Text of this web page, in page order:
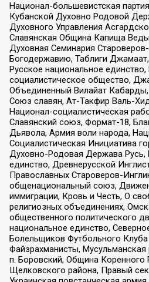
Национал-большевистская
Кубанской Духовно Родовой
Духовного Управления
Славянская Община Капища
Духовная Семинария
Богодержавию, Таблиги
Русское национальное
социалистическое общество,
Объединенный Вилайат Кабарды,
Союз славян, Ат-Такфир Валь-
Национал-социалистическая
Славянский союз, Формат-18,
Дьявола, Армия воли народа,
Социалистическая Инициатива
Духовно-Родовая Держава Русь,
единство, Древнерусской
Православных Староверов-
общенациональный союз,
иммиграции, Кровь и Честь, О
религиозных объединениях,
общественного политического
национальное единство,
Болельщиков Футбольного
Файзрахманисты, Мусульманская
п. Боровский, Община Коренного
Щелковского района, Правый